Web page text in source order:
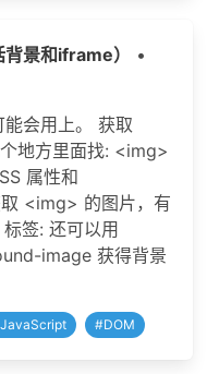
景和iframe） •
会用上。 获取
地方里面找: <img>
属性和
<img> 的图片，有
签: 还可以用
image 获得背景
JavaScript #DOM